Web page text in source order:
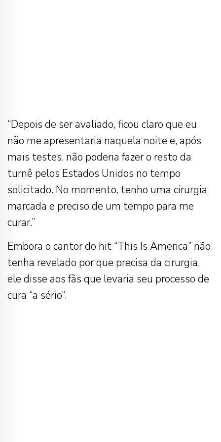
“Depois de ser avaliado, ficou claro que eu
não me apresentaria naquela noite e, após
mais testes, não poderia fazer o resto da
turnê pelos Estados Unidos no tempo
solicitado. No momento, tenho uma cirurgia
marcada e preciso de um tempo para me
curar.”
Embora o cantor do hit “This Is America” não
tenha revelado por que precisa da cirurgia,
ele disse aos fãs que levaria seu processo de
cura “a sério”.